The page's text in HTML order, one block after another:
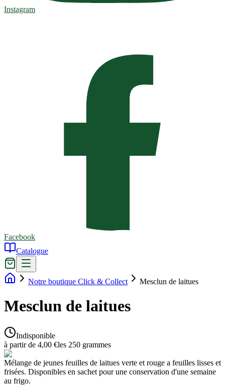
Instagram
Facebook
Catalogue
Notre boutique Click & Collect Mesclun de laitues
Mesclun de laitues
Indisponible
à partir de 4,00 €les 250 grammes
Mélange de jeunes feuilles de laitues verte et rouge a feuilles lisses et
frisées. Disponibles en sachet pour une conservation d'une semaine
au frigo.